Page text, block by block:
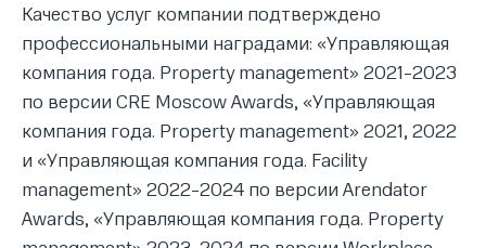
Качество услуг компании подтверждено
профессиональными наградами: «Управляющая
компания года. Property management» 2021-2023
по версии CRE Moscow Awards, «Управляющая
компания года. Property management» 2021, 2022
и «Управляющая компания года. Facility
management» 2022-2024 по версии Arendator
Awards, «Управляющая компания года. Property